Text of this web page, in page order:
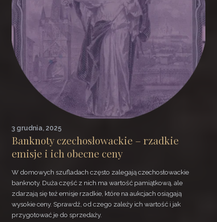
3 grudnia, 2025
Banknoty czechosłowackie – rzadkie
emisje i ich obecne ceny
W domowych szufladach często zalegają czechosłowackie
banknoty. Duża część z nich ma wartość pamiątkową, ale
zdarzają się też emisje rzadkie, które na aukcjach osiągają
wysokie ceny. Sprawdź, od czego zależy ich wartość i jak
przygotować je do sprzedaży.